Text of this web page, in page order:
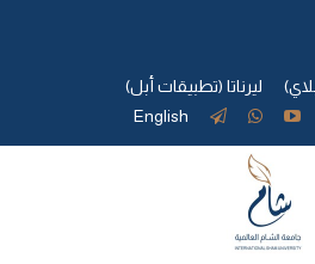
ليرناتا (تطبيقات أبل)
English